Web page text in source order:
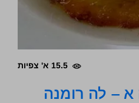
15.5 א' צפיות
א – לה רומנה